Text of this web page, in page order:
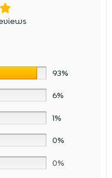
93%
6%
1%
0%
0%